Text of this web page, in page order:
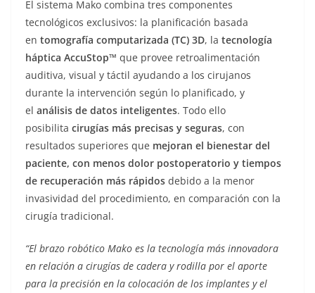
El sistema Mako combina tres componentes
tecnológicos exclusivos: la planificación basada
en tomografía computarizada (TC) 3D, la tecnología
háptica AccuStop™ que provee retroalimentación
auditiva, visual y táctil ayudando a los cirujanos
durante la intervención según lo planificado, y
el análisis de datos inteligentes. Todo ello
posibilita cirugías más precisas y seguras, con
resultados superiores que mejoran el bienestar del
paciente, con menos dolor postoperatorio y tiempos
de recuperación más rápidos debido a la menor
invasividad del procedimiento, en comparación con la
cirugía tradicional.
“El brazo robótico Mako es la tecnología más innovadora
en relación a cirugías de cadera y rodilla por el aporte
para la precisión en la colocación de los implantes y el